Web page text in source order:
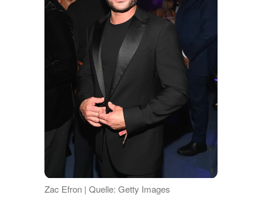
Zac Efron | Quelle: Getty Images